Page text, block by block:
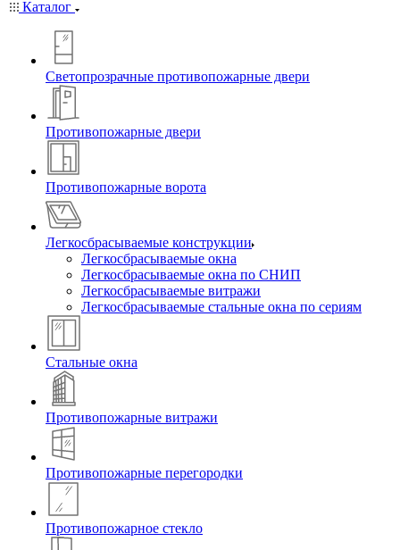
Каталог
Светопрозрачные противопожарные двери
Противопожарные двери
Противопожарные ворота
Легкосбрасываемые конструкции
Легкосбрасываемые окна
Легкосбрасываемые окна по СНИП
Легкосбрасываемые витражи
Легкосбрасываемые стальные окна по сериям
Стальные окна
Противопожарные витражи
Противопожарные перегородки
Противопожарное стекло